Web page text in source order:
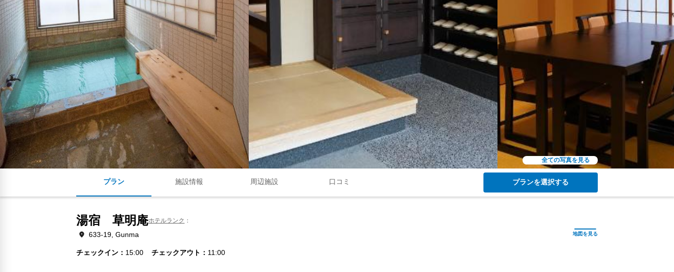
全ての写真を見る
プラン 施設情報 周辺施設 口コミ プランを選択する
湯宿 草明庵ホテルランク
633-19, Gunma
チェックイン 15:00 チェックアウト 11:00